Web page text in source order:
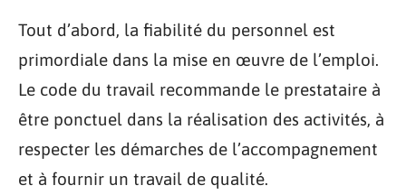
Tout d’abord, la fiabilité du personnel est
primordiale dans la mise en œuvre de l’emploi.
Le code du travail recommande le prestataire à
être ponctuel dans la réalisation des activités, à
respecter les démarches de l’accompagnement
et à fournir un travail de qualité.